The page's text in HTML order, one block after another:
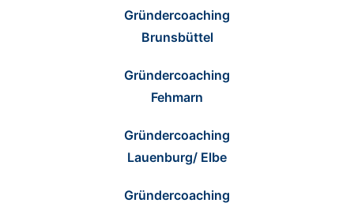
Gründercoaching
Brunsbüttel
Gründercoaching
Fehmarn
Gründercoaching
Lauenburg/ Elbe
Gründercoaching